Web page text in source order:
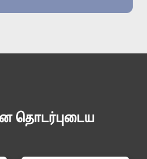
தொடர்புடைய